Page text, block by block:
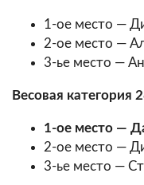
1-ое место —
2-ое место —
3-ье место —
Весовая категория
1-ое место —
2-ое место —
3-ье место —